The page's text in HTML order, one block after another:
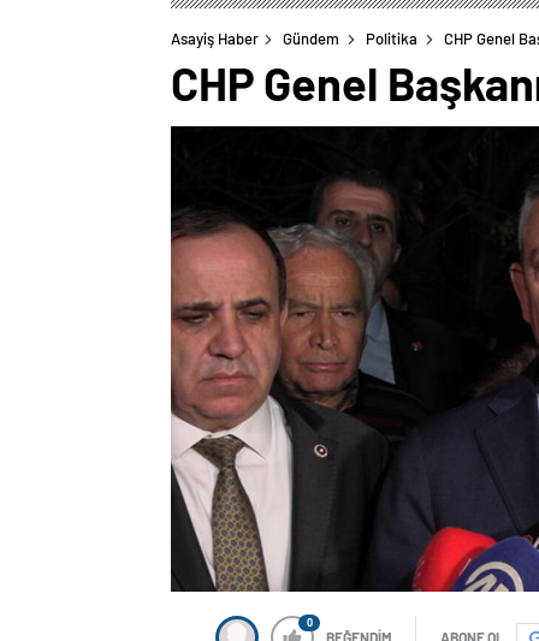
Asayiş Haber Gündem Politika CHP Genel
CHP Genel
0